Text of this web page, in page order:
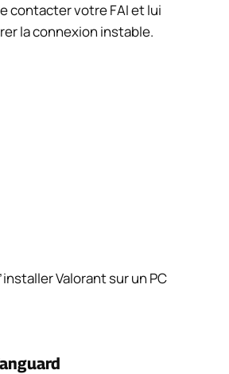
contacter votre FAI et lui
la connexion instable.
Valorant sur un PC